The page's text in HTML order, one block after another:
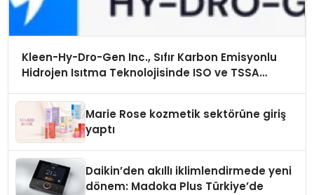
Kleen-Hy-Dro-Gen Inc., Sıfır Karbon Emisyonlu
Hidrojen Isıtma Teknolojisinde ISO ve TSSA
Marie Rose kozmetik sektörüne giriş
yaptı
Daikin’den akıllı iklimlendirmede yeni
dönem: Madoka Plus Türkiye’de